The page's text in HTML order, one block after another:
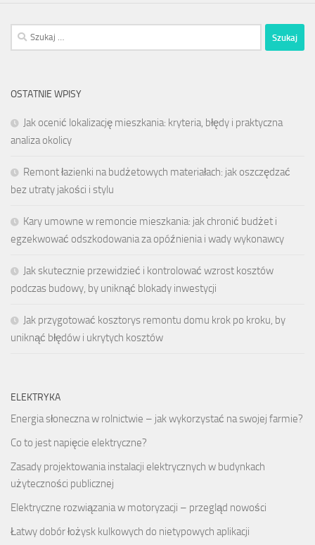
Szukaj:
OSTATNIE WPISY
Jak ocenić lokalizację mieszkania: kryteria, błędy i praktyczna
analiza okolicy
Remont łazienki na budżetowych materiałach: jak oszczędzać
bez utraty jakości i stylu
Kary umowne w remoncie mieszkania: jak chronić budżet i
egzekwować odszkodowania za opóźnienia i wady wykonawcy
Jak skutecznie przewidzieć i kontrolować wzrost kosztów
podczas budowy, by uniknąć blokady inwestycji
Jak przygotować kosztorys remontu domu krok po kroku, by
uniknąć błędów i ukrytych kosztów
ELEKTRYKA
Energia słoneczna w rolnictwie – jak wykorzystać na swojej farmie?
Co to jest napięcie elektryczne?
Zasady projektowania instalacji elektrycznych w budynkach
użyteczności publicznej
Elektryczne rozwiązania w motoryzacji – przegląd nowości
Łatwy dobór łożysk kulkowych do nietypowych aplikacji